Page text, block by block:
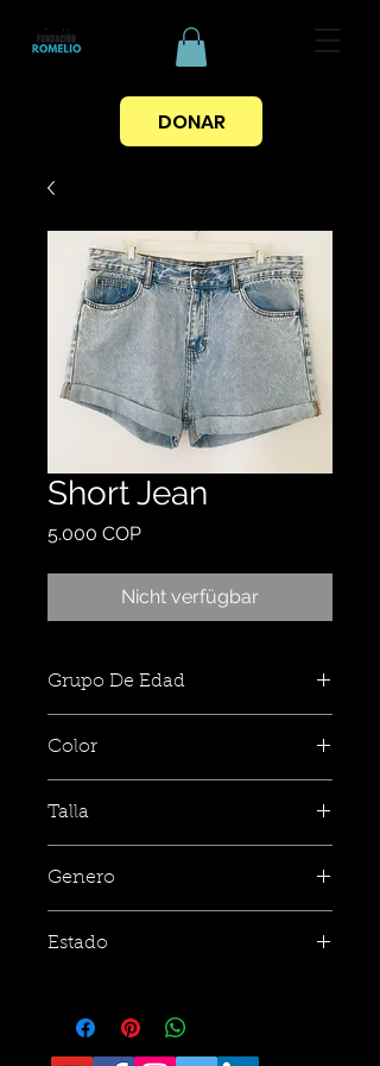
DONAR
Short Jean
5.000 COPPreis
Nicht verfügbar
Grupo De Edad
Color
Talla
Genero
Estado